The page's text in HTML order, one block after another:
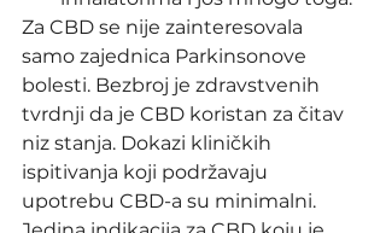
Za CBD se nije zainteresovala
samo zajednica Parkinsonove
bolesti. Bezbroj je zdravstvenih
tvrdnji da je CBD koristan za čitav
niz stanja. Dokazi kliničkih
ispitivanja koji podržavaju
upotrebu CBD-a su minimalni.